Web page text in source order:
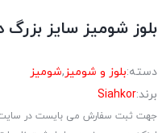
بلوز شومیز سایز بزرگ
دسته:بلوز و شومیز,شومیز
برند:Siahkor
جهت ثبت سفارش می بایست در سایت